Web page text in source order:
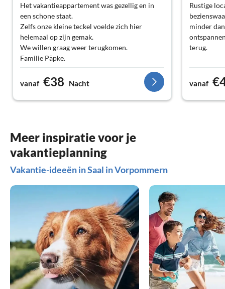
Het vakantieappartement was gezellig en in
een schone staat.
Zelfs onze kleine teckel voelde zich hier
helemaal op zijn gemak.
We willen graag weer terugkomen.
Familie Päpke.
vanaf €38 Nacht
Rustige
minder
terug.
vanaf
Meer inspiratie voor je
vakantieplanning
Vakantie-ideeën in Saal in Vorpommern